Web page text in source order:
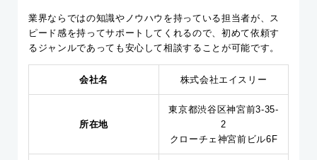
業界ならではの知識やノウハウを持っている担当者が、ス
ピード感を持ってサポートしてくれるので、初めて依頼す
るジャンルであっても安心して相談することが可能です。
会社名 株式会社エイスリー
所在地
東京都渋谷区神宮前3-35-
2
クローチェ神宮前ビル6F